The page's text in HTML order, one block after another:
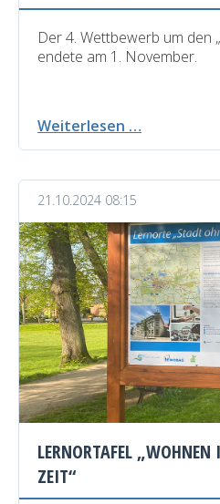
Der 4. Wettbewerb um den
endete am 1. November.
Weiterlesen …
den
ohne-
Watt-
Preis
beendet
21.10.2024 08:15
LERNORTAFEL
ZEIT“